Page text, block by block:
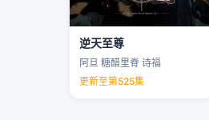
逆天至尊
阿旦 糖醋里脊 诗福
更新至第525集